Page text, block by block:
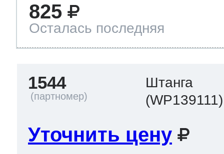
825
Осталась последняя
1544
Штанга
(WP139111)
Уточнить цену